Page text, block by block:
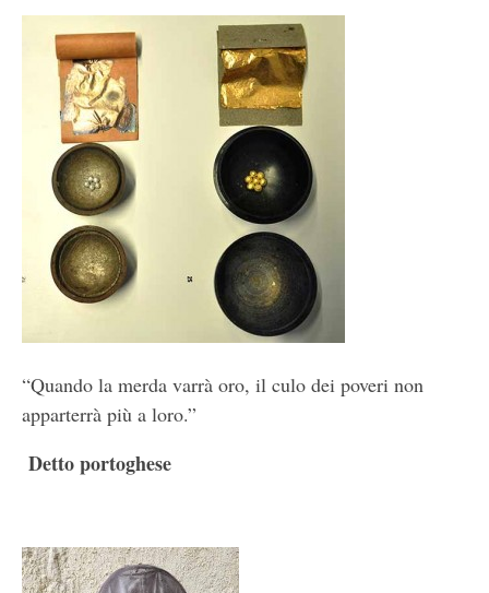
“Quando la merda varrà oro, il culo dei poveri non
apparterrà più a loro.”
Detto portoghese